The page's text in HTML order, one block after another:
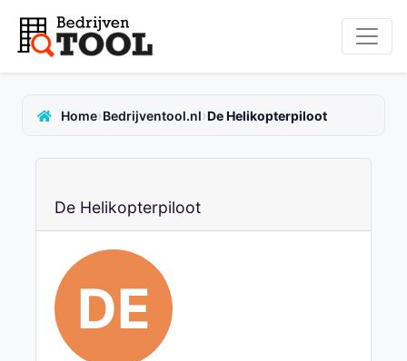
Home›Bedrijventool.nl›De Helikopterpiloot
De Helikopterpiloot
DE